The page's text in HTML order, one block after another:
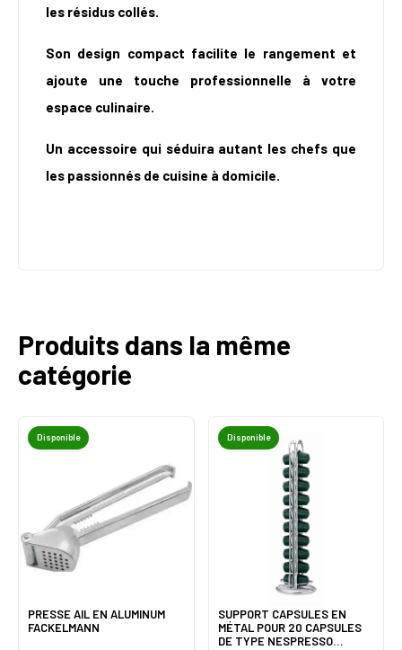
les résidus collés.
Son design compact facilite le rangement et
ajoute une touche professionnelle à votre
espace culinaire.
Un accessoire qui séduira autant les chefs que
les passionnés de cuisine à domicile.
Produits dans la même
catégorie
Disponible
PRESSE AIL EN ALUMINUM
FACKELMANN
Disponible
SUPPORT CAPSULES EN
MÉTAL POUR 20 CAPSULES
DE TYPE NESPRESSO